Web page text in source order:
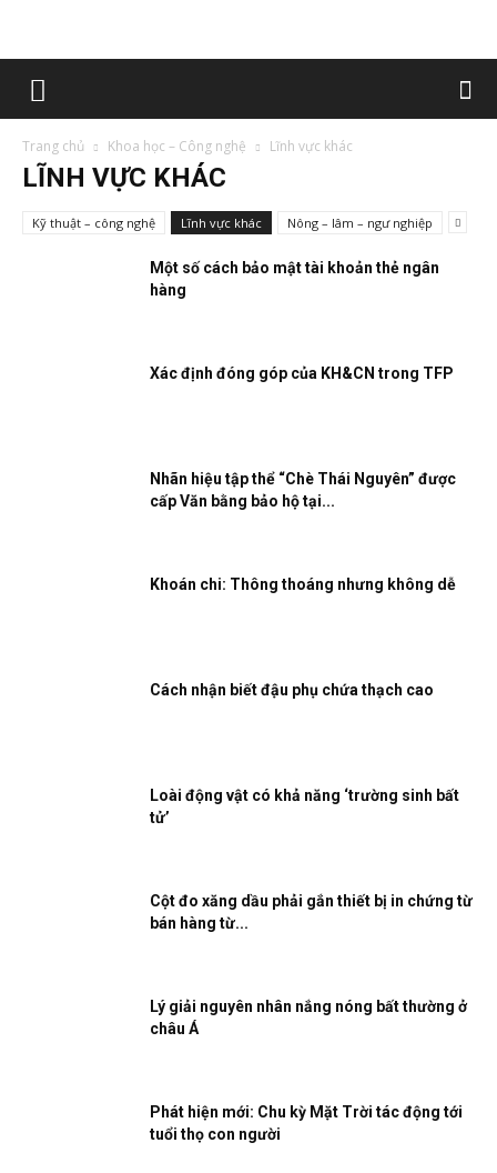
Trang chủ Khoa học – Công nghệ Lĩnh vực khác
LĨNH VỰC KHÁC
Kỹ thuật – công nghệ Lĩnh vực khác Nông – lâm – ngư nghiệp
Một số cách bảo mật tài khoản thẻ ngân
hàng
Xác định đóng góp của KH&CN trong TFP
Nhãn hiệu tập thể “Chè Thái Nguyên” được
cấp Văn bằng bảo hộ tại...
Khoán chi: Thông thoáng nhưng không dễ
Cách nhận biết đậu phụ chứa thạch cao
Loài động vật có khả năng ‘trường sinh bất
tử’
Cột đo xăng dầu phải gắn thiết bị in chứng từ
bán hàng từ...
Lý giải nguyên nhân nắng nóng bất thường ở
châu Á
Phát hiện mới: Chu kỳ Mặt Trời tác động tới
tuổi thọ con người